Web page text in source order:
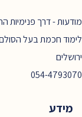
מודעות - דרך פנימיות
לימוד חכמת בעל
ירושלים
054-4793070
מידע